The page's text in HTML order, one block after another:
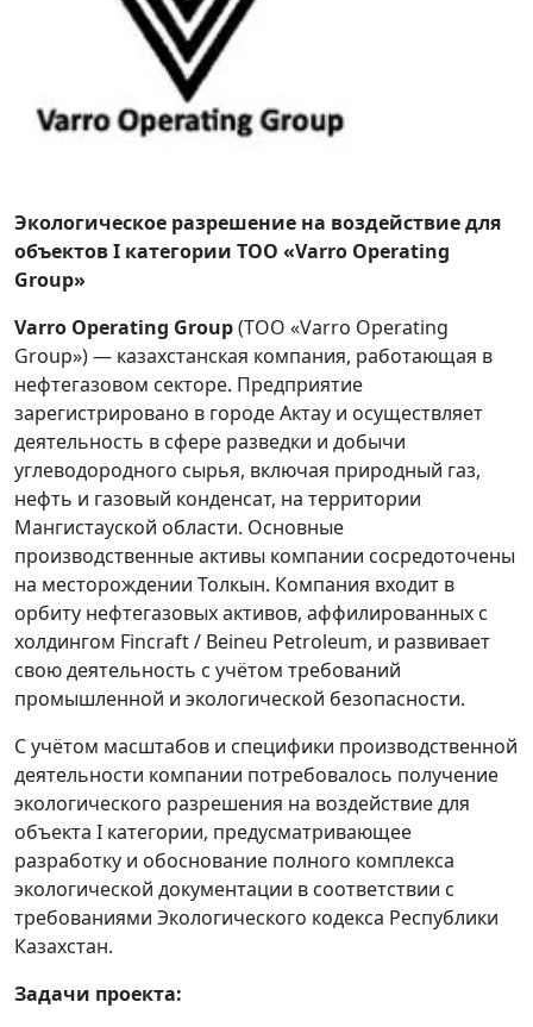
Экологическое разрешение на воздействие для
объектов I категории ТОО «Varro Operating
Group»
Varro Operating Group(ТОО «Varro Operating
Group») — казахстанская компания, работающая в
нефтегазовом секторе. Предприятие
зарегистрировано в городе Актау и осуществляет
деятельность в сфере разведки и добычи
углеводородного сырья, включая природный газ,
нефть и газовый конденсат, на территории
Мангистауской области. Основные
производственные активы компании сосредоточены
на месторождении Толкын. Компания входит в
орбиту нефтегазовых активов, аффилированных с
холдингом Fincraft / Beineu Petroleum, и развивает
свою деятельность с учётом требований
промышленной и экологической безопасности.
С учётом масштабов и специфики производственной
деятельности компании потребовалось получение
экологического разрешения на воздействие для
объекта I категории, предусматривающее
разработку и обоснование полного комплекса
экологической документации в соответствии с
требованиями Экологического кодекса Республики
Казахстан.
Задачи проекта: